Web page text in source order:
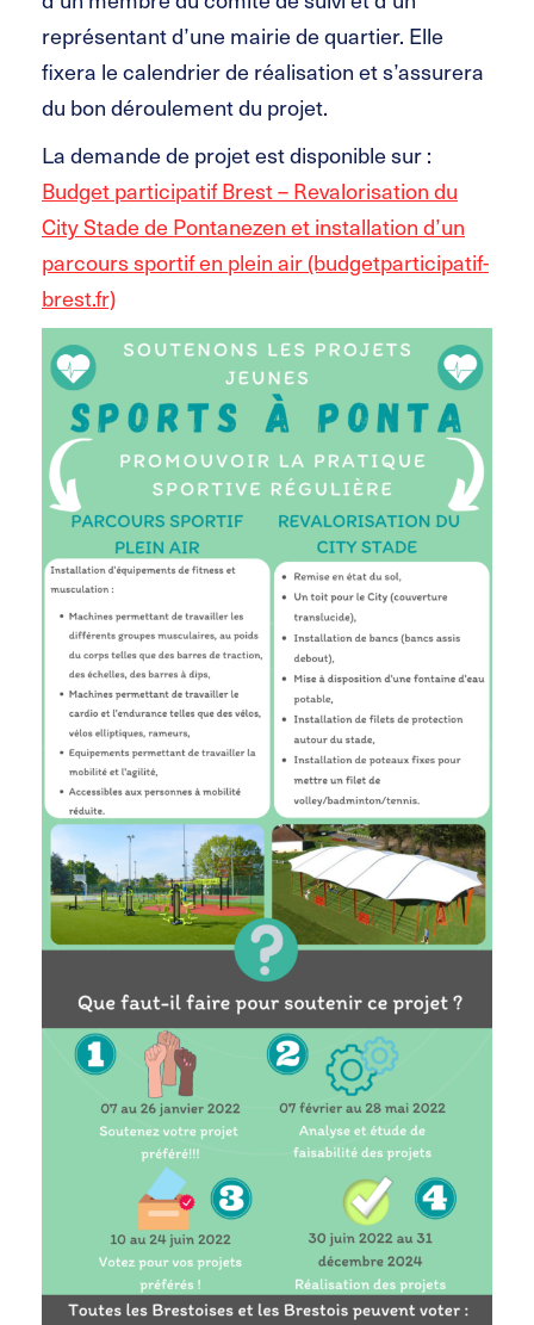
représentant d’une mairie de quartier. Elle
fixera le calendrier de réalisation et s’assurera
du bon déroulement du projet.
La demande de projet est disponible sur :
Budget participatif Brest – Revalorisation du
City Stade de Pontanezen et installation d’un
parcours sportif en plein air (budgetparticipatif-
brest.fr)